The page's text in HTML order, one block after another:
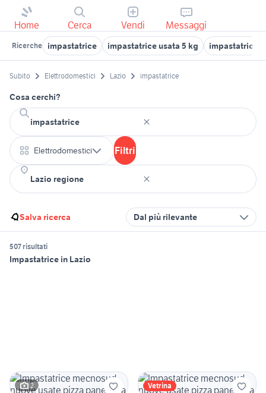
Home Cerca Vendi Messaggi
Ricerche impastatrice impastatrice usata 5 kg impastatrice
Subito Elettrodomestici Lazio impastatrice
Cosa cerchi?
Elettrodomestici Filtri
Salva ricerca Dal più rilevante
507 risultati
Impastatrice in Lazio
2 Vetrina